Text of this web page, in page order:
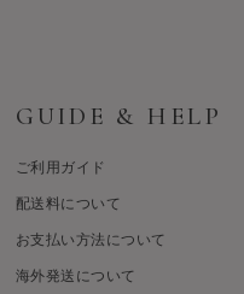
GUIDE & HELP
ご利用ガイド
配送料について
お支払い方法について
海外発送について